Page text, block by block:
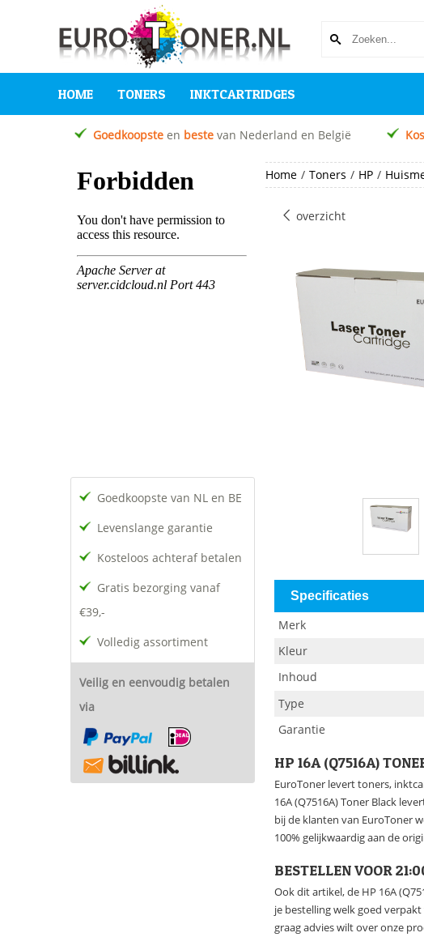
HOME TONERS INKTCARTRIDGES
Goedkoopste en beste van Nederland en België
Goedkoopste van NL en BE
Levenslange garantie
Kosteloos achteraf betalen
Gratis bezorging vanaf
€39,-
Volledig assortiment
Veilig en eenvoudig betalen
via
Home / Toners / HP /
overzicht
Specificaties
Merk
Kleur
Inhoud
Type
Garantie
HP 16A (Q7516A)
EuroToner levert toners,
16A (Q7516A) Toner Black
bij de klanten van EuroToner
100% gelijkwaardig aan de
BESTELLEN VOOR
Ook dit artikel, de HP 16A
je bestelling welk goed
graag advies wilt over onze